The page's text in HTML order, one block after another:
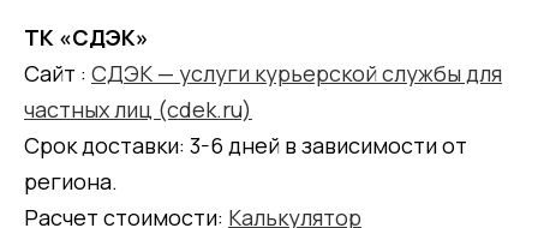
ТК «СДЭК»
Сайт : СДЭК — услуги курьерской службы для
частных лиц (cdek.ru)
Срок доставки: 3-6 дней в зависимости от
региона.
Расчет стоимости: Калькулятор